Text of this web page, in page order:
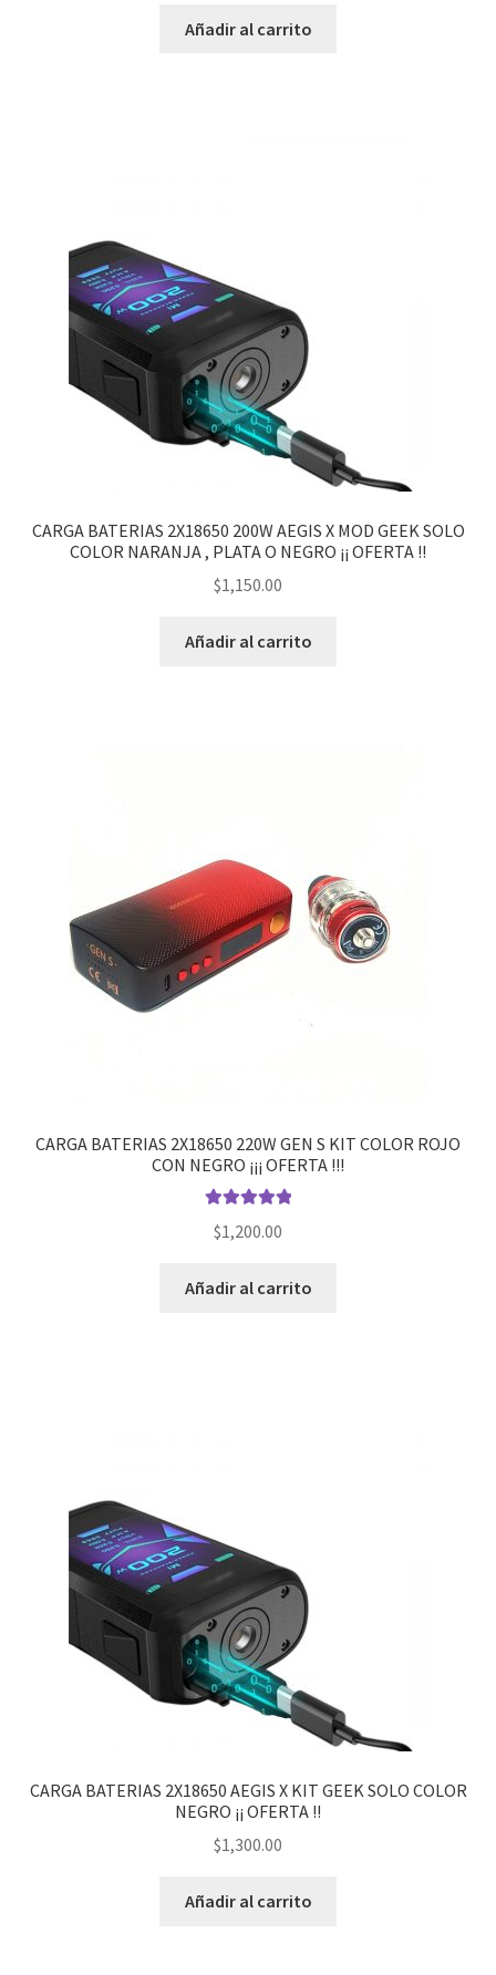
Añadir al carrito
CARGA BATERIAS 2X18650 200W AEGIS X MOD GEEK SOLO
COLOR NARANJA , PLATA O NEGRO ¡¡ OFERTA !!
$1,150.00
Añadir al carrito
CARGA BATERIAS 2X18650 220W GEN S KIT COLOR ROJO
CON NEGRO ¡¡¡ OFERTA !!!
5.00
$1,200.00
Añadir al carrito
CARGA BATERIAS 2X18650 AEGIS X KIT GEEK SOLO COLOR
NEGRO ¡¡ OFERTA !!
$1,300.00
Añadir al carrito